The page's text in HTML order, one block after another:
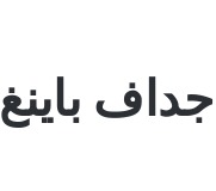
باينغ